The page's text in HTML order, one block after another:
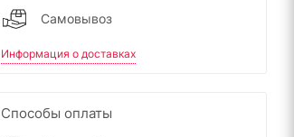
Самовывоз
Информация о доставках
Способы оплаты